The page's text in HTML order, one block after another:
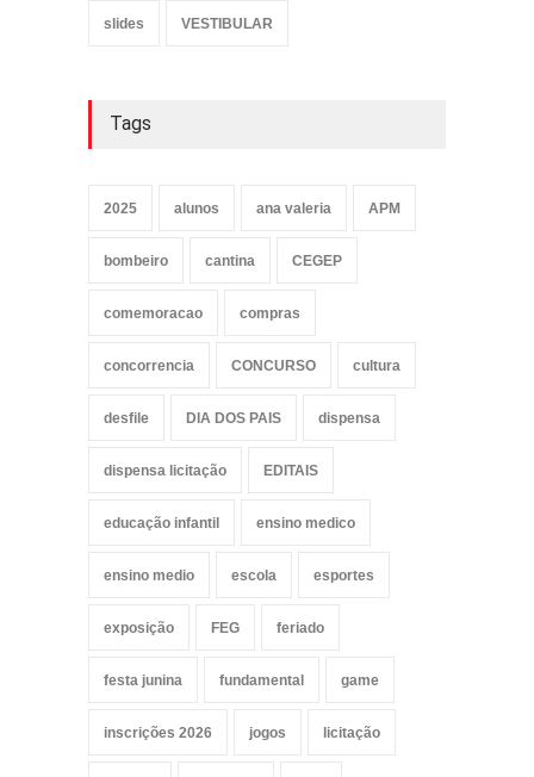
slides VESTIBULAR
Tags
2025 alunos ana valeria APM
bombeiro cantina CEGEP
comemoracao compras
concorrencia CONCURSO cultura
desfile DIA DOS PAIS dispensa
dispensa licitação EDITAIS
educação infantil ensino medico
ensino medio escola esportes
exposição FEG feriado
festa junina fundamental game
inscrições 2026 jogos licitação